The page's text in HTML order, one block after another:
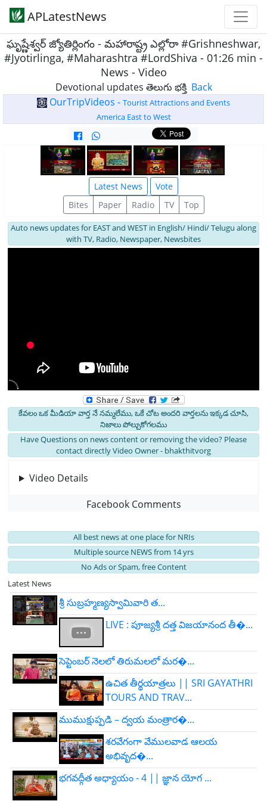
APLatestNews
ఘృష్ణేశ్వర్ జ్యోతిర్లింగం - మహారాష్ట్ర ఎల్లోరా #Grishneshwar,
#Jyotirlinga, #Maharashtra #LordShiva - 01:26 min -
News - Video
Devotional updates తెలుగు భక్తి Back
OurTripVideos - Tourist Attractions and Events
America East to West
Latest News
Vote
Bites
Paper Radio TV Top
Auto news updates for EAST and WEST in English/ Hindi/ Telugu along
with TV, Radio, Newspaper, Newsbites
కేవలం ఒక మీడియా వార్త నే నమ్మలేము, ఒకే చోట అందరి వార్తలను ఇక్కడ చూసి,
నిజాలు పోల్చుకోగలము
Have Questions on news content or removing the video? Please
contact directly Video Owner - bhakthitvorg
Video Details
Facebook Comments
All best news at one place for NRIs
Multiple source NEWS from 14 yrs
No Ads or Spam, free Content
Latest News
శ్రీ సుబ్రహ్మణ్యస్వామివారి త...
LIVE : పూజ్యశ్రీ దత్త విజయానంద తీ�...
సెప్టెంబర్ నెలలో తిరుమలలో మర�...
ఉచిత తీర్థయాత్రలు || SRI GAYATHRI
TOURS AND TRAV...
ముముక్షుప్పడి – ద్వయ మంత్రార�...
శరవేగంగా వేములవాడ ఆలయ
అభివృద�...
భగవద్గీత అధ్యాయం - 4 || జ్ఞాన యోగ ...